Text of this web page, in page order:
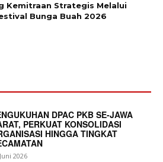
Kemitraan Strategis Melalui
Bunga Buah 2026
DPAC PKB SE-JAWA
PERKUAT KONSOLIDASI
HINGGA TINGKAT
2026